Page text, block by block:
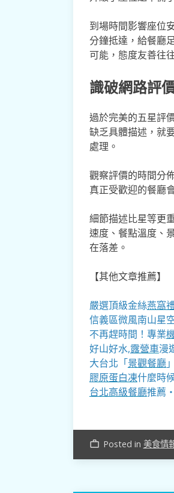
到場時間影響座位
分鐘抵達，給餐廳
可能，態度友善往
識破網路評
過於完美的五星評
缺乏具體描述，就
處理。
觀察評價的時間分
真正受歡迎的餐廳
細節描述比星等更
速度、餐點溫度、
在落差。
【其他文章推薦】
嚴選頂級金絲燕窩
信義區微風南山星
不再趕時間！專業
好山好水,露營車漫
大台北「景觀餐廳
膠原蛋白凍什麼時
台北高級餐廳推薦
work_outline Posted in 美食情